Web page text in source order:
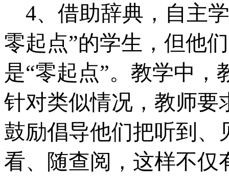
4、借助辞典，自主
零起点”的学生，但他
是“零起点”。教学中
针对类似情况，教师要
鼓励倡导他们把听到、
看、随查阅，这样不仅